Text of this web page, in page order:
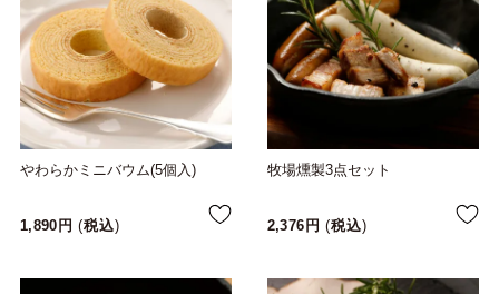
やわらかミニバウム(5個入)
1,890 税込
牧場燻製3点セット
2,376 税込